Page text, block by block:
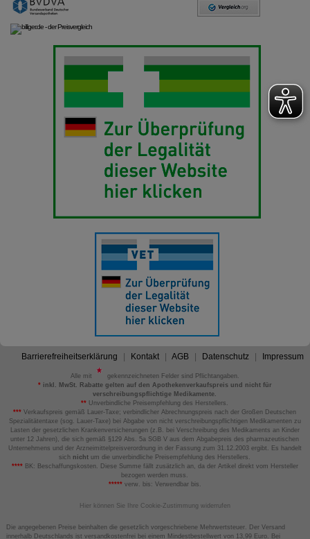
Barrierefreiheitserklärung Kontakt AGB Datenschutz Impressum
Alle mit
gekennzeichneten Felder sind Pflichtangaben.
*inkl. MwSt. Rabatte gelten auf den Apothekenverkaufspreis und nicht für
verschreibungspflichtige Medikamente.
** Unverbindliche Preisempfehlung des Herstellers.
*** Verkaufspreis gemäß Lauer-Taxe; verbindlicher Abrechnungspreis nach der Großen Deutschen
Spezialitätentaxe (sog. Lauer-Taxe) bei Abgabe von nicht verschreibungspflichtigen Medikamenten zu
Lasten der gesetzlichen Krankenversicherungen (z.B. bei Verschreibung des Medikaments an Kinder
unter 12 Jahren), die sich gemäß §129 Abs. 5a SGB V aus dem Abgabepreis des pharmazeutischen
Unternehmens und der Arzneimittelpreisverordnung in der Fassung zum 31.12.2003 ergibt. Es handelt
sich nicht um die unverbindliche Preisempfehlung des Herstellers.
****BK: Beschaffungskosten. Diese Summe fällt zusätzlich an, da der Artikel direkt vom Hersteller
bezogen werden muss.
*****verw. bis: Verwendbar bis.
Hier können Sie Ihre Cookie-Zustimmung widerrufen
Die angegebenen Preise beinhalten die gesetzlich vorgeschriebene Mehrwertsteuer. Der Versand
innerhalb Deutschlands ist versandkostenfrei bei einem Mindestbestellwert von 13,99 Euro. Bei